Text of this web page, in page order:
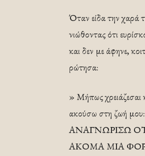
Όταν είδα την χαρά
νιώθοντας ότι
και δεν με άφηνε,
ρώτησα:
» Μήπως χρειάζεσαι
ακούσω στη
ΑΝΑΓΝΩΡΙΣΩ
ΑΚΟΜΑ ΜΙΑ